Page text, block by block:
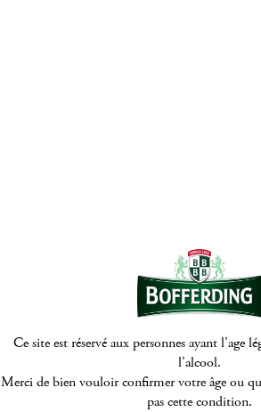
Ce site est réservé aux personnes ayant l'age
l'alcool.
Merci de bien vouloir confirmer votre âge ou
pas cette condition.